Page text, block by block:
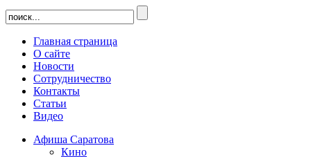
Главная страница
О сайте
Новости
Сотрудничество
Контакты
Статьи
Видео
Афиша Саратова
Кино